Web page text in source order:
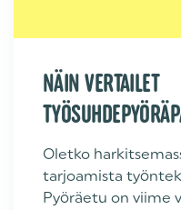
NÄIN VERTAILET
Oletko
tarjoamista
Pyöräetu on viime